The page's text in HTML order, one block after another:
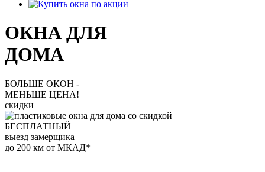
ОКНА ДЛЯ
ДОМА
БОЛЬШЕ ОКОН -
МЕНЬШЕ ЦЕНА!
скидки
БЕСПЛАТНЫЙ
выезд замерщика
до 200 км от МКАД*